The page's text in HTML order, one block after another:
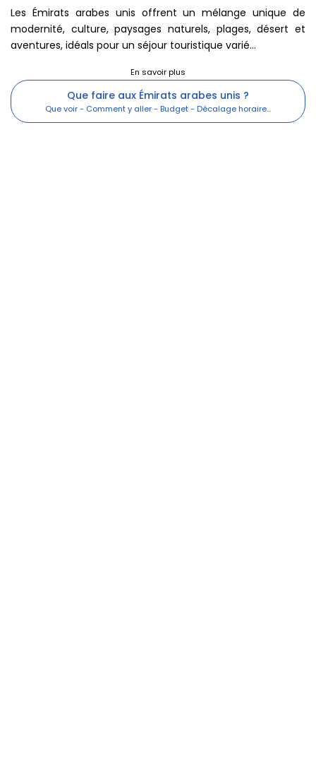
Les Émirats arabes unis offrent un mélange unique de
modernité, culture, paysages naturels, plages, désert et
aventures, idéals pour un séjour touristique varié...
Que faire aux Émirats arabes unis ?